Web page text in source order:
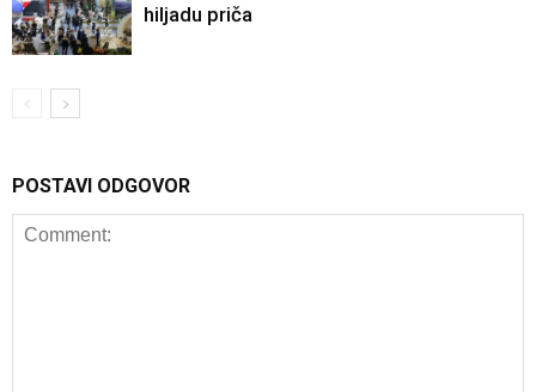
hiljadu priča
POSTAVI ODGOVOR